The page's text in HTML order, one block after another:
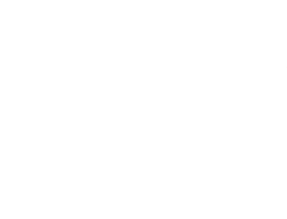
التحقيق مع